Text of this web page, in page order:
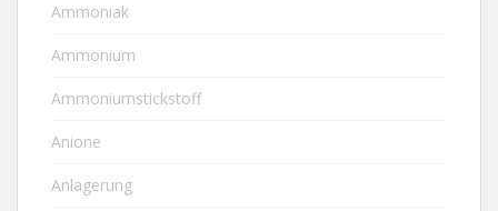
Ammoniak
Ammonium
Ammoniumstickstoff
Anione
Anlagerung